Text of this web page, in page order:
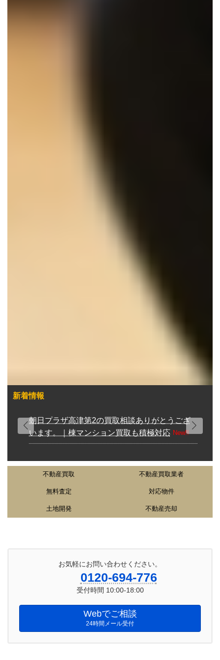
新着情報
朝日プラザ高津第2の買取相談ありがとうござ
います。｜棟マンション買取も積極対応 New!!
不動産買取 不動産買取業者
無料査定 対応物件
土地開発 不動産売却
お気軽にお問い合わせください。
0120-694-776
受付時間 10:00-18:00
Webでご相談
24時間メール受付